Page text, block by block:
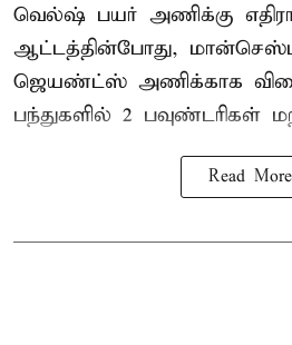
வெல்ஷ் பயர் அணிக்கு
ஆட்டத்தின்போது,
ஜெயண்ட்ஸ் அணிக்காக
பந்துகளில் 2 பவுண்டரிகள்
Read More